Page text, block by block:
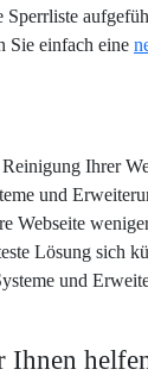
Sperrliste
Sie einfach eine
Ihrer
und
Webseite
Lösung sich
und
Ihnen